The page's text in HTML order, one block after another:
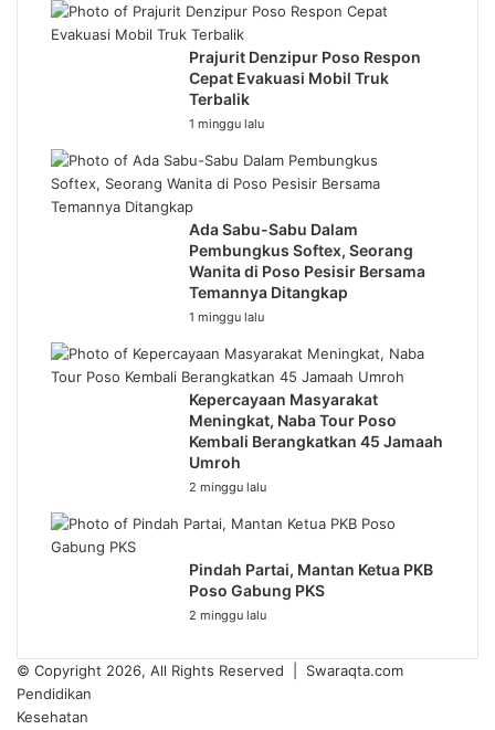
Prajurit Denzipur Poso Respon
Cepat Evakuasi Mobil Truk
Terbalik
1 minggu lalu
Ada Sabu-Sabu Dalam
Pembungkus Softex, Seorang
Wanita di Poso Pesisir Bersama
Temannya Ditangkap
1 minggu lalu
Kepercayaan Masyarakat
Meningkat, Naba Tour Poso
Kembali Berangkatkan 45 Jamaah
Umroh
2 minggu lalu
Pindah Partai, Mantan Ketua PKB
Poso Gabung PKS
2 minggu lalu
© Copyright 2026, All Rights Reserved | Swaraqta.com
Pendidikan
Kesehatan